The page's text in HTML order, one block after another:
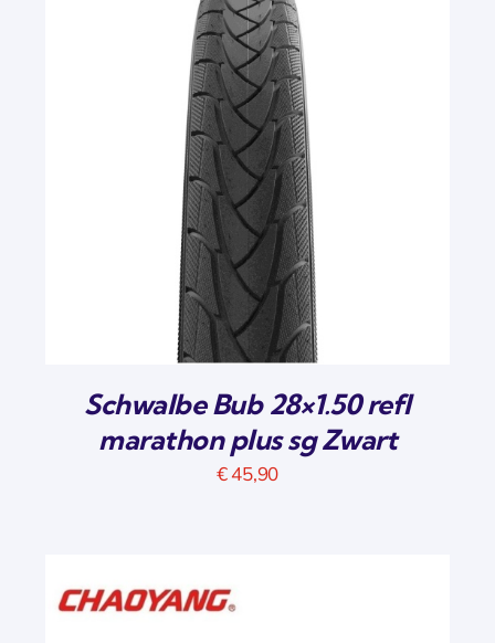
Schwalbe Bub 28×1.50 refl
marathon plus sg Zwart
€45,90